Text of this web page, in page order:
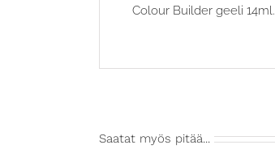
Colour Builder geeli 14ml.
Saatat myös pitää...